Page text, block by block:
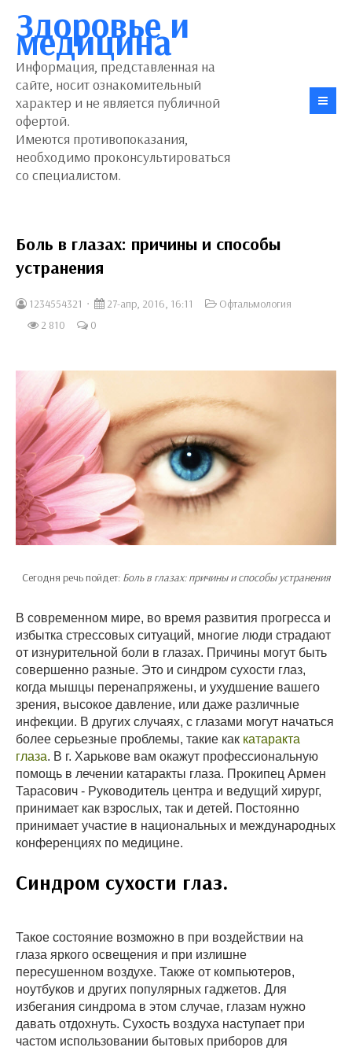
Здоровье и
медицина
Информация, представленная на
сайте, носит ознакомительный
характер и не является публичной
офертой.
Имеются противопоказания,
необходимо проконсультироваться
со специалистом.
Боль в глазах: причины и способы
устранения
1234554321 27-апр, 2016, 16:11
Офтальмология
2 810
0
Сегодня речь пойдет: Боль в глазах: причины и способы устранения
В современном мире, во время развития прогресса и
избытка стрессовых ситуаций, многие люди страдают
от изнурительной боли в глазах. Причины могут быть
совершенно разные. Это и синдром сухости глаз,
когда мышцы перенапряжены, и ухудшение вашего
зрения, высокое давление, или даже различные
инфекции. В других случаях, с глазами могут начаться
более серьезные проблемы, такие как катаракта
глаза. В г. Харькове вам окажут профессиональную
помощь в лечении катаракты глаза. Прокипец Армен
Тарасович - Руководитель центра и ведущий хирург,
принимает как взрослых, так и детей. Постоянно
принимает участие в национальных и международных
конференциях по медицине.
Синдром сухости глаз.
Такое состояние возможно в при воздействии на
глаза яркого освещения и при излишне
пересушенном воздухе. Также от компьютеров,
ноутбуков и других популярных гаджетов. Для
избегания синдрома в этом случае, глазам нужно
давать отдохнуть. Сухость воздуха наступает при
частом использовании бытовых приборов для